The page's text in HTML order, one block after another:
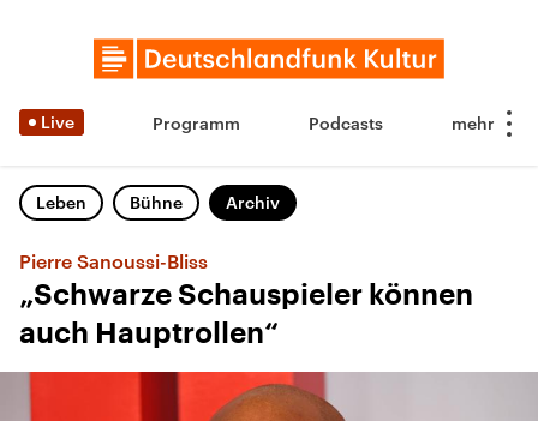
Live Programm Podcasts
Leben Bühne Archiv
Pierre Sanoussi-Bliss
„Schwarze Schauspieler können
auch Hauptrollen“